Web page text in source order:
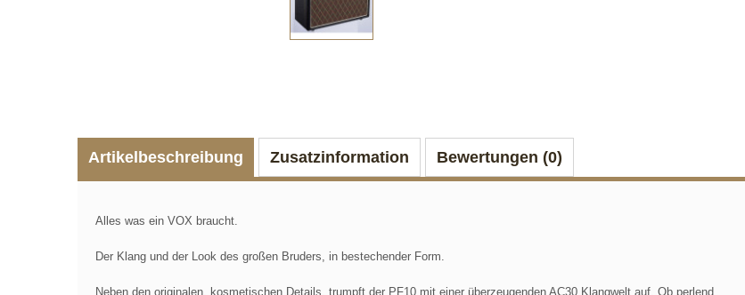
Artikelbeschreibung Zusatzinformation Bewertungen (0)
Alles was ein VOX braucht.
Der Klang und der Look des großen Bruders, in bestechender Form.
Neben den originalen, kosmetischen Details, trumpft der PF10 mit einer überzeugenden AC30 Klangwelt auf. Ob perlend